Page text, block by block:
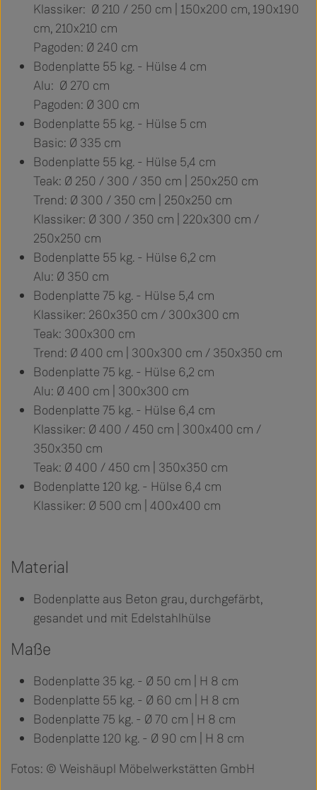
Klassiker: Ø 210 / 250 cm | 150x200 cm, 190x190
cm, 210x210 cm
Pagoden: Ø 240 cm
Bodenplatte 55 kg. - Hülse 4 cm
Alu: Ø 270 cm
Pagoden: Ø 300 cm
Bodenplatte 55 kg. - Hülse 5 cm
Basic: Ø 335 cm
Bodenplatte 55 kg. - Hülse 5,4 cm
Teak: Ø 250 / 300 / 350 cm | 250x250 cm
Trend: Ø 300 / 350 cm | 250x250 cm
Klassiker: Ø 300 / 350 cm | 220x300 cm /
250x250 cm
Bodenplatte 55 kg. - Hülse 6,2 cm
Alu: Ø 350 cm
Bodenplatte 75 kg. - Hülse 5,4 cm
Klassiker: 260x350 cm / 300x300 cm
Teak: 300x300 cm
Trend: Ø 400 cm | 300x300 cm / 350x350 cm
Bodenplatte 75 kg. - Hülse 6,2 cm
Alu: Ø 400 cm | 300x300 cm
Bodenplatte 75 kg. - Hülse 6,4 cm
Klassiker: Ø 400 / 450 cm | 300x400 cm /
350x350 cm
Teak: Ø 400 / 450 cm | 350x350 cm
Bodenplatte 120 kg. - Hülse 6,4 cm
Klassiker: Ø 500 cm | 400x400 cm
Material
Bodenplatte aus Beton grau, durchgefärbt,
gesandet und mit Edelstahlhülse
Maße
Bodenplatte 35 kg. - Ø 50 cm | H 8 cm
Bodenplatte 55 kg. - Ø 60 cm | H 8 cm
Bodenplatte 75 kg. - Ø 70 cm | H 8 cm
Bodenplatte 120 kg. - Ø 90 cm | H 8 cm
Fotos: © Weishäupl Möbelwerkstätten GmbH